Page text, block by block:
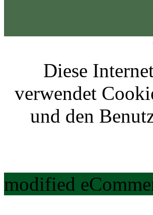
Diese
verwendet
und den
modified